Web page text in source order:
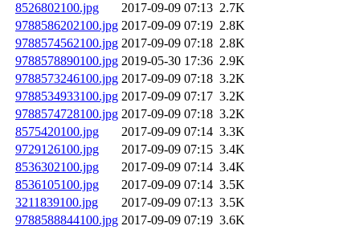
8526802100.jpg
2017-09-09 07:13 2.7K
9788586202100.jpg 2017-09-09 07:19 2.8K
9788574562100.jpg 2017-09-09 07:18 2.8K
9788578890100.jpg 2019-05-30 17:36 2.9K
9788573246100.jpg 2017-09-09 07:18 3.2K
9788534933100.jpg 2017-09-09 07:17 3.2K
9788574728100.jpg 2017-09-09 07:18 3.2K
8575420100.jpg
2017-09-09 07:14 3.3K
9729126100.jpg
2017-09-09 07:15 3.4K
8536302100.jpg
2017-09-09 07:14 3.4K
8536105100.jpg
2017-09-09 07:14 3.5K
3211839100.jpg
2017-09-09 07:13 3.5K
9788588844100.jpg 2017-09-09 07:19 3.6K